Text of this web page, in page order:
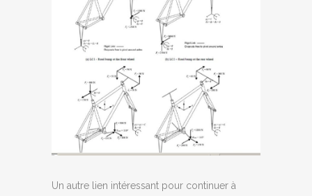
Un autre lien intéressant pour continuer à